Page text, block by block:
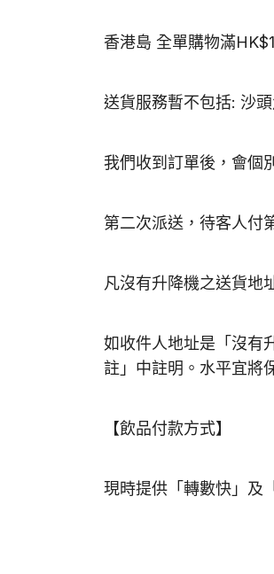
香港島 全單購物滿
送貨服務暫不包括: 沙
我們收到訂單後，會個
第二次派送，待客人付
凡沒有升降機之送貨地
如收件人地址是「沒有
註」中註明。水平宜將
【飲品付款方式】
現時提供「轉數快」及